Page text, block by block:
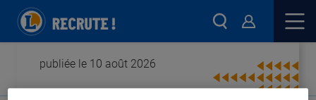
publiée le 10 août 2026